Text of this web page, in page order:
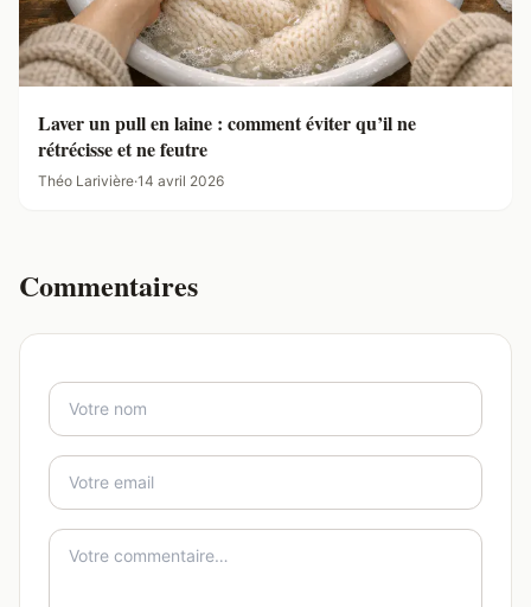
Laver un pull en laine : comment éviter qu’il ne
rétrécisse et ne feutre
Théo Larivière·14 avril 2026
Commentaires